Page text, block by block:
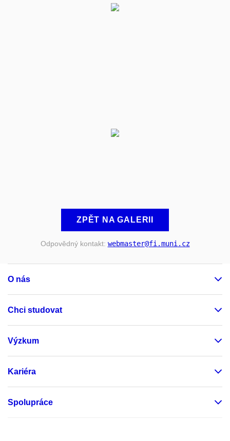
ZPĚT NA GALERII
Odpovědný kontakt: webmaster@fi .muni .cz
O nás
Chci studovat
Výzkum
Kariéra
Spolupráce